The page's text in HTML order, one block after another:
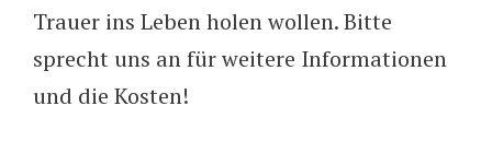
Trauer ins Leben holen wollen. Bitte
sprecht uns an für weitere Informationen
und die Kosten!